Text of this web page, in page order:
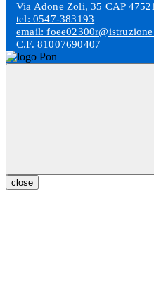
Via Adone Zoli, 35 CAP
tel: 0547-383193
email:
C.F. 81007690407
close